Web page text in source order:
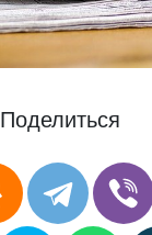
Поделиться